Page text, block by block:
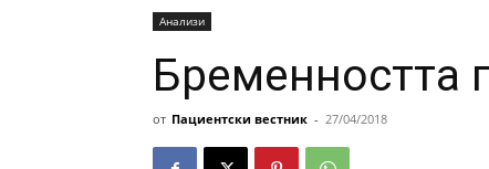
Анализи
Бременността
от Пациентски вестник - 27/04/2018